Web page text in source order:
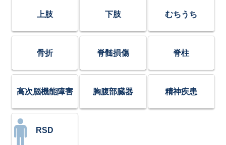
上肢 下肢 むちうち
骨折 脊髄損傷 脊柱
高次脳機能障害 胸腹部臓器 精神疾患
RSD